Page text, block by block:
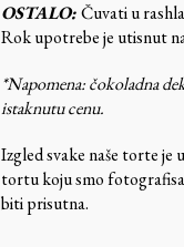
OSTALO:Čuvati u
Rok upotrebe je utisnut
*Napomena: čokoladna
istaknutu cenu.
Izgled svake naše torte je
tortu koju smo
biti prisutna.